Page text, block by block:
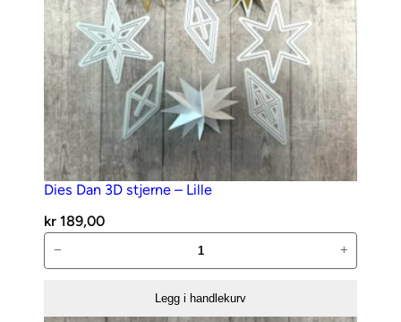
Dies Dan 3D stjerne – Lille
kr 189,00
Dan
− +
Legg i handlekurv